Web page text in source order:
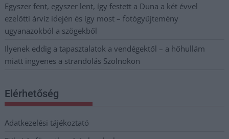
Egyszer fent, egyszer lent, így festett a Duna a két évvel
ezelőtti árvíz idején és így most – fotógyűjtemény
ugyanazokból a szögekből
Ilyenek eddig a tapasztalatok a vendégektől – a hőhullám
miatt ingyenes a strandolás Szolnokon
Elérhetőség
Adatkezelési tájékoztató